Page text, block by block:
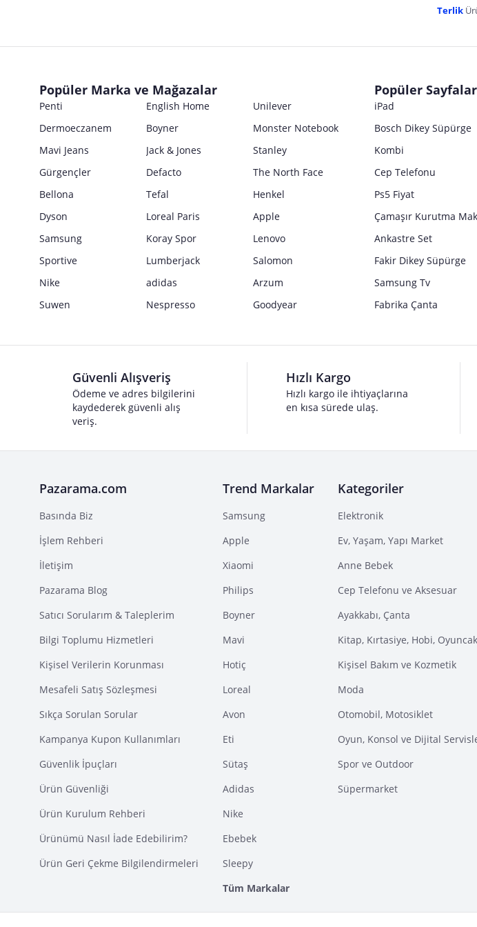
Posta Adresi
Marka
E Posta Adresi
Satıcı bilgi girişi yapmamıştır.
Satıcı bilgi girişi yapmamıştır.
Terlik
Popüler Marka ve Mağazalar
Penti English Home
Unilever
Dermoeczanem
Boyner
Monster Notebook
Mavi Jeans
Jack & Jones
Stanley
Gürgençler
Defacto
The North Face
Bellona
Tefal
Henkel
Dyson
Loreal Paris
Apple
Samsung
Koray Spor
Lenovo
Sportive
Lumberjack
Salomon
Nike
adidas
Arzum
Suwen
Nespresso Goodyear
Popüler Sayfalar
iPad
Bosch Dikey Süpürge
Kombi
Cep Telefonu
Ps5 Fiyat
Çamaşır Kurutma
Ankastre Set
Fakir Dikey Süpürge
Samsung Tv
Fabrika Çanta
Güvenli Alışveriş
Ödeme ve adres bilgilerini
kaydederek güvenli alış
veriş.
Hızlı Kargo
Hızlı kargo ile ihtiyaçlarına
en kısa sürede ulaş.
Pazarama.com
Basında Biz
İşlem Rehberi
İletişim
Pazarama Blog
Satıcı Sorularım & Taleplerim
Bilgi Toplumu Hizmetleri
Kişisel Verilerin Korunması
Mesafeli Satış Sözleşmesi
Sıkça Sorulan Sorular
Kampanya Kupon Kullanımları
Güvenlik İpuçları
Ürün Güvenliği
Ürün Kurulum Rehberi
Ürünümü Nasıl İade Edebilirim?
Ürün Geri Çekme Bilgilendirmeleri
Trend Markalar
Samsung
Apple
Xiaomi
Philips
Boyner
Mavi
Hotiç
Loreal
Avon
Eti
Sütaş
Adidas
Nike
Ebebek
Sleepy
Tüm Markalar
Kategoriler
Elektronik
Ev, Yaşam, Yapı Market
Anne Bebek
Cep Telefonu ve Aksesuar
Ayakkabı, Çanta
Kitap, Kırtasiye, Hobi, Oyuncak
Kişisel Bakım ve Kozmetik
Moda
Otomobil, Motosiklet
Oyun, Konsol ve Dijital
Spor ve Outdoor
Süpermarket